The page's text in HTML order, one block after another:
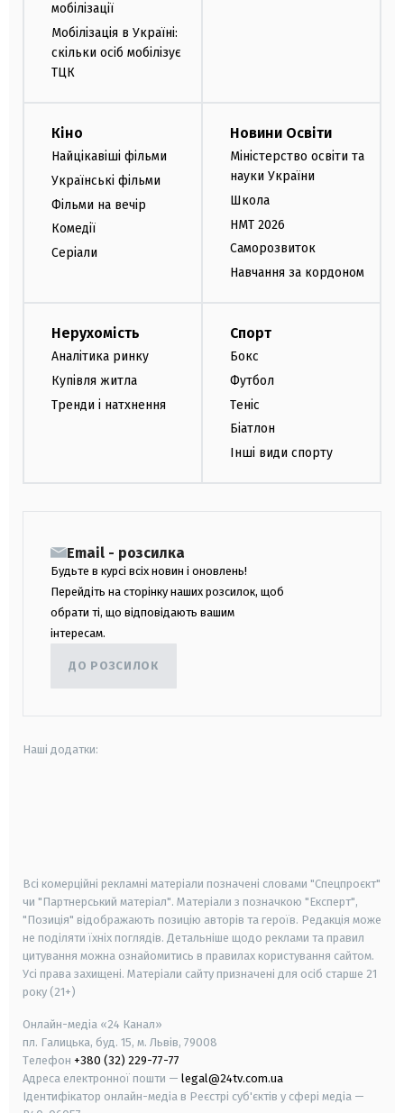
мобілізації
Мобілізація в Україні:
скільки осіб мобілізує
ТЦК
Кіно
Найцікавіші фільми
Українські фільми
Фільми на вечір
Комедії
Серіали
Новини Освіти
Міністерство освіти та
науки України
Школа
НМТ 2026
Саморозвиток
Навчання за кордоном
Нерухомість
Аналітика ринку
Купівля житла
Тренди і натхнення
Спорт
Бокс
Футбол
Теніс
Біатлон
Інші види спорту
Email - розсилка
Будьте в курсі всіх новин і оновлень!
Перейдіть на сторінку наших розсилок, щоб
обрати ті, що відповідають вашим
інтересам.
ДО РОЗСИЛОК
Наші додатки:
Всі комерційні рекламні матеріали позначені словами "Спецпроєкт"
чи "Партнерський матеріал". Матеріали з позначкою "Експерт",
"Позиція" відображають позицію авторів та героїв. Редакція може
не поділяти їхніх поглядів. Детальніше щодо реклами та правил
цитування можна ознайомитись в правилах користування сайтом.
Усі права захищені. Матеріали сайту призначені для осіб старше 21
року (21+)
Онлайн-медіа «24 Канал»
пл. Галицька, буд. 15, м. Львів, 79008
Телефон +380 (32) 229-77-77
Адреса електронної пошти — legal@24tv.com.ua
Ідентифікатор онлайн-медіа в Реєстрі суб'єктів у сфері медіа —